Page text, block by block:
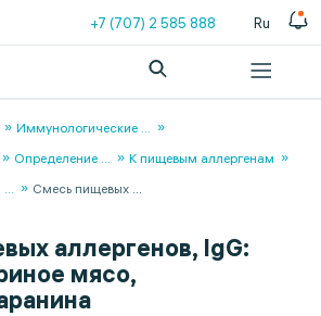
+7 (707) 2 585 888 Ru
Иммунологические ...
Определение ...
К пищевым аллергенам
... Смесь пищевых ...
аллергенов, IgG:
мясо,